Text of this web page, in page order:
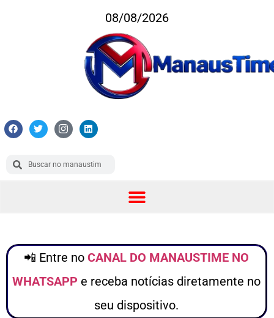
08/08/2026
📲 Entre no CANAL DO MANAUSTIME NO
WHATSAPP e receba notícias diretamente no
seu dispositivo.